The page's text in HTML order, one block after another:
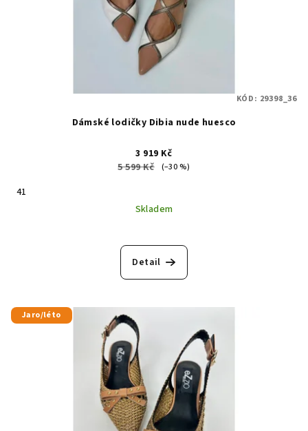
Dámské lodičky Dibia nude huesco
3 919 Kč
5 599 Kč
(–30 %)
41
Skladem
Detail
KÓD: 29398_36
Jaro/léto